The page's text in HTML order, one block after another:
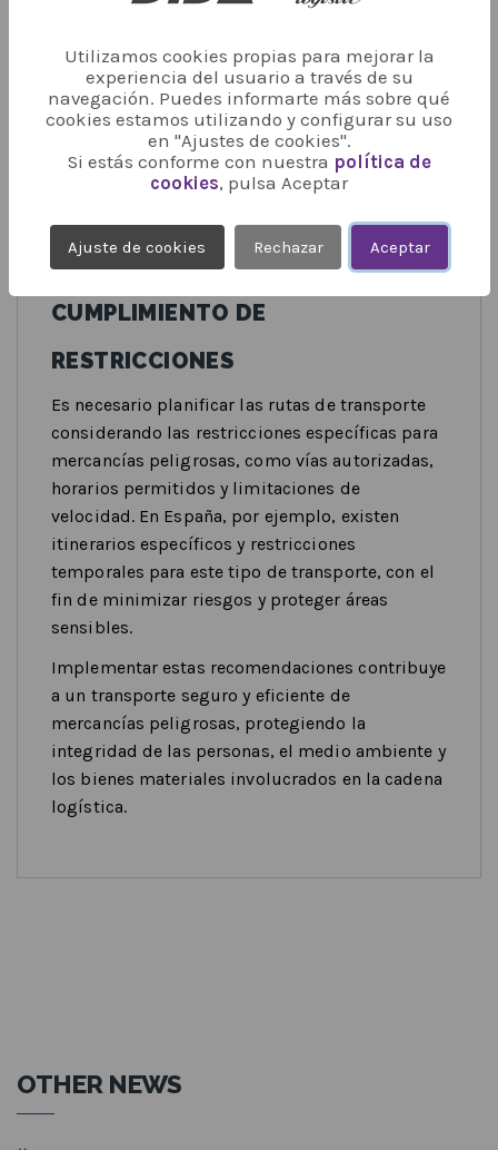
peligrosas deben estar claramente señalizados
con paneles naranjas y etiquetas de peligro que
indiquen la naturaleza de la carga. Esta
señalización permite a otros usuarios de la vía y
a los servicios de emergencia identificar los
PLANIFICACIÓN DE RUTAS Y
CUMPLIMIENTO DE
RESTRICCIONES
Es necesario planificar las rutas de transporte
considerando las restricciones específicas para
mercancías peligrosas, como vías autorizadas,
horarios permitidos y limitaciones de
velocidad. En España, por ejemplo, existen
itinerarios específicos y restricciones
temporales para este tipo de transporte, con el
fin de minimizar riesgos y proteger áreas
sensibles.
Implementar estas recomendaciones contribuye
a un transporte seguro y eficiente de
mercancías peligrosas, protegiendo la
integridad de las personas, el medio ambiente y
los bienes materiales involucrados en la cadena
logística.
OTHER NEWS
Utilizamos cookies propias para mejorar la
experiencia del usuario a través de su
navegación. Puedes informarte más sobre qué
cookies estamos utilizando y configurar su uso
en "Ajustes de cookies".
Si estás conforme con nuestra política de
cookies, pulsa Aceptar
Ajuste de cookies Rechazar Aceptar